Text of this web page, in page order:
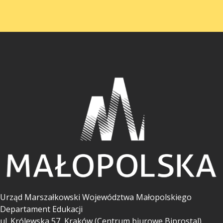
Urząd Marszałkowski Województwa Małopolskiego
Departament Edukacji